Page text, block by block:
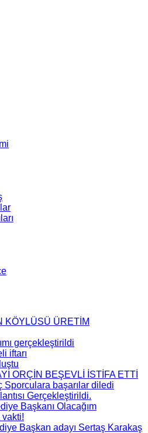
KÖYLÜSÜ ÜRETİM
gerçekleştirildi
iftarı
ORÇİN BEŞEVLİ İSTİFA ETTİ
Sporculara başarılar diledi
Gerçekleştirildi.
Başkanı Olacağım
vakti!
Başkan adayı Sertaş Karakaş